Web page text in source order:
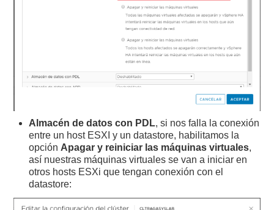
Almacén de datos con PDL, si nos falla la conexión
entre un host ESXI y un datastore, habilitamos la
opción Apagar y reiniciar las máquinas virtuales,
así nuestras máquinas virtuales se van a iniciar en
otros hosts ESXi que tengan conexión con el
datastore: